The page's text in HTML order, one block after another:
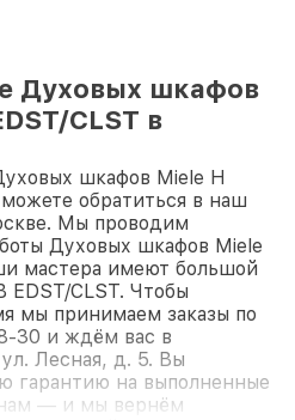
Духовых шкафов
CLST в
шкафов Miele H
обратиться в наш
Мы проводим
Духовых шкафов Miele
мастера имеют большой
EDST/CLST. Чтобы
мы принимаем заказы по
30 и ждём вас в
Лесная, д. 5. Вы
гарантию на выполненные
нам — и мы вернём